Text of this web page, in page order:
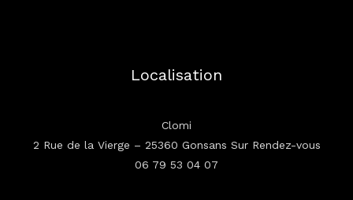
Localisation
Clomi
2 Rue de la Vierge – 25360 Gonsans Sur Rendez-vous
06 79 53 04 07